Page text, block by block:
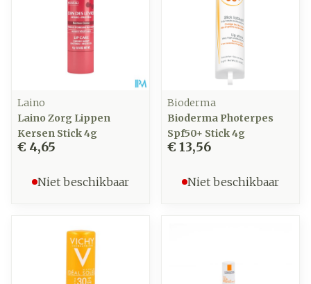
Laino
Laino Zorg Lippen
Kersen Stick 4g
€ 4,65
Niet beschikbaar
Bioderma
Bioderma Photerpes
Spf50+ Stick 4g
€ 13,56
Niet beschikbaar